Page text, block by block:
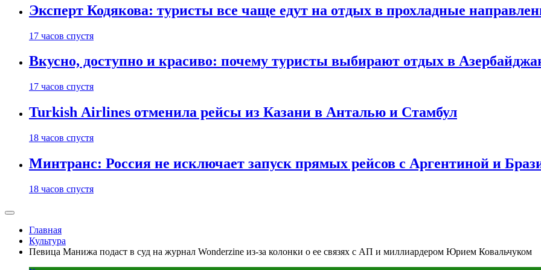
Эксперт Кодякова: туристы все чаще едут на отдых в прохладные
17 часов спустя
Вкусно, доступно и красиво: почему туристы выбирают отдых в
17 часов спустя
Turkish Airlines отменила рейсы из Казани в Анталью и Стамбул
18 часов спустя
Минтранс: Россия не исключает запуск прямых рейсов с Аргентиной и
18 часов спустя
Главная
Культура
Певица Манижа подаст в суд на журнал Wonderzine из-за колонки о ее связях с АП и миллиардером Юрием Ковальчуком